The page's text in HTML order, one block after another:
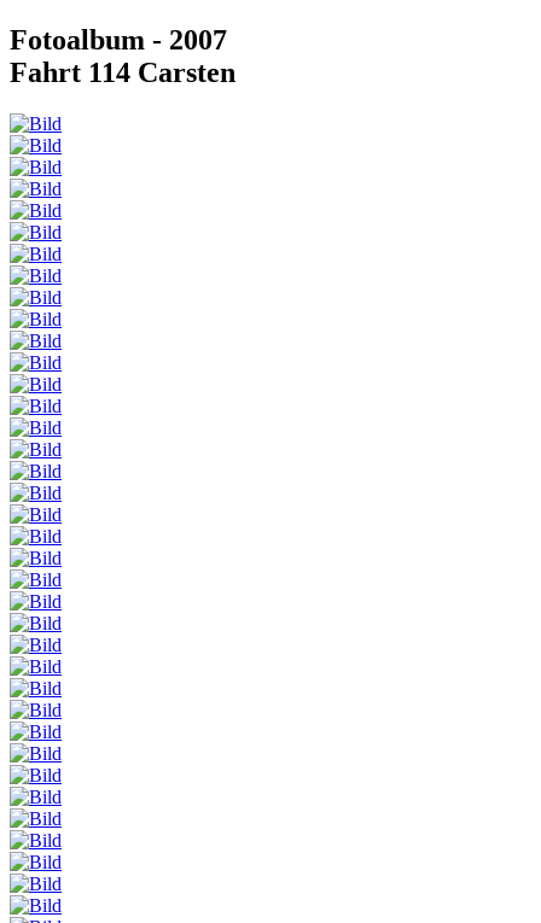
Fotoalbum - 2007
Fahrt 114 Carsten